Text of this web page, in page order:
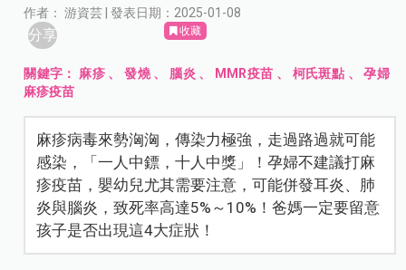
作者： 游資芸 | 發表日期：2025-01-08
分享 收藏
關鍵字： 麻疹 、發燒 、 腦炎 、 MMR疫苗 、 柯氏斑點 、孕婦
麻疹疫苗
麻疹病毒來勢洶洶，傳染力極強，走過路過就可能
感染，「一人中鏢，十人中獎」！孕婦不建議打麻
疹疫苗，嬰幼兒尤其需要注意，可能併發耳炎、肺
炎與腦炎，致死率高達5%～10%！爸媽一定要留意
孩子是否出現這4大症狀！